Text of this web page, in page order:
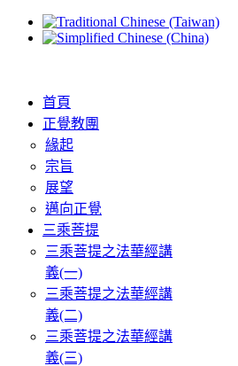
首頁
正覺教團
緣起
宗旨
展望
邁向正覺
三乘菩提
三乘菩提之法華經講
義(一)
三乘菩提之法華經講
義(二)
三乘菩提之法華經講
義(三)